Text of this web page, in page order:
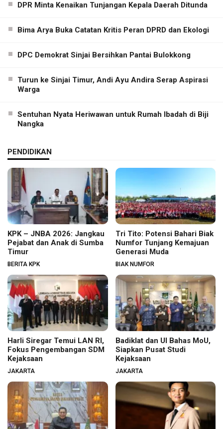
DPR Minta Kenaikan Tunjangan Kepala Daerah Ditunda
Bima Arya Buka Catatan Kritis Peran DPRD dan Ekologi
DPC Demokrat Sinjai Bersihkan Pantai Bulokkong
Turun ke Sinjai Timur, Andi Ayu Andira Serap Aspirasi
Warga
Sentuhan Nyata Heriwawan untuk Rumah Ibadah di Biji
Nangka
PENDIDIKAN
KPK – JNBA 2026: Jangkau
Pejabat dan Anak di Sumba
Timur
BERITA KPK
Tri Tito: Potensi Bahari Biak
Numfor Tunjang Kemajuan
Generasi Muda
BIAK NUMFOR
Harli Siregar Temui LAN RI,
Fokus Pengembangan SDM
Kejaksaan
JAKARTA
Badiklat dan UI Bahas MoU,
Siapkan Pusat Studi
Kejaksaan
JAKARTA